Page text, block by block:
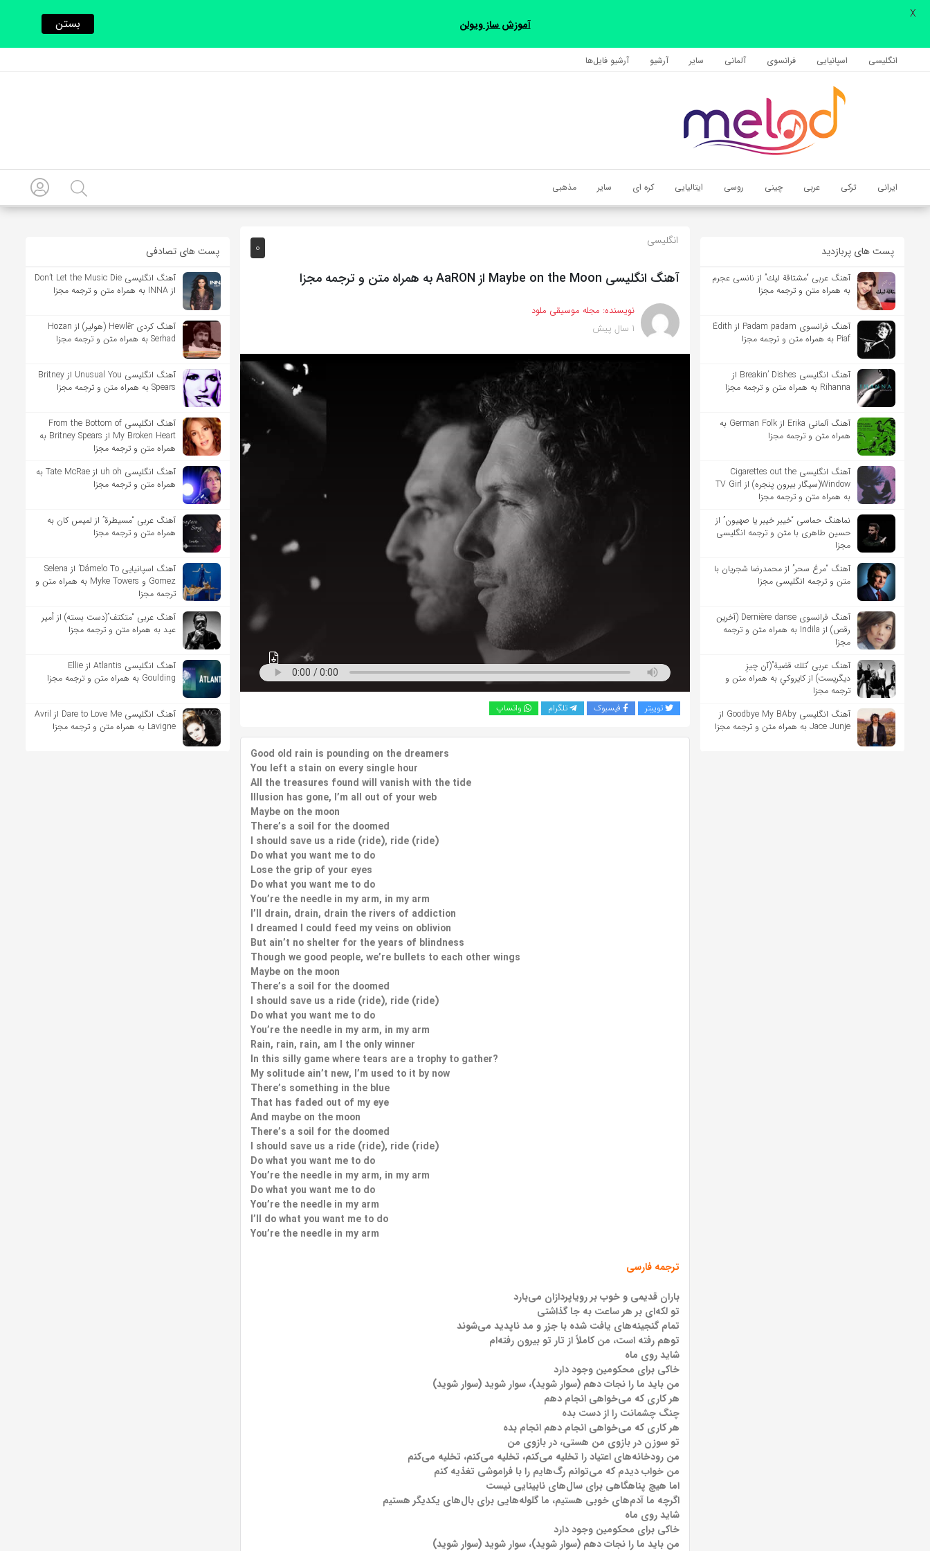
انگلیسی اسپانیایی فرانسوی آلمانی سایر آرشیو آرشیو فایل‌‎ها
ایرانی ترکی عربی چینی روسی ایتالیایی کره ای سایر مذهبی
اشتراک گذاری
با استفاده از روش‌های زیر می‌توانید این صفحه را با دوستان خود به
کپی لینک
پست های پربازدید
آهنگ عربی “مشتاقة لیك” از نانسی عجرم
به همراه متن و ترجمه مجزا
آهنگ فرانسوی Padam padam از Édith
Piaf به همراه متن و ترجمه مجزا
آهنگ انگلیسی Breakin’ Dishes از
Rihanna به همراه متن و ترجمه مجزا
آهنگ آلمانی Erika از German Folk به
همراه متن و ترجمه مجزا
آهنگ انگلیسی Cigarettes out the
Window(سیگار بیرون پنجره) از TV Girl
به همراه متن و ترجمه مجزا
نماهنگ حماسی “خیبر خیبر یا صهیون” از
حسین طاهری با متن و ترجمه انگلیسی
مجزا
آهنگ “مرغ سحر” از محمدرضا شجریان با
متن و ترجمه انگلیسی مجزا
آهنگ فرانسوی Dernière danse (آخرین
رقص) از Indila به همراه متن و ترجمه
مجزا
آهنگ عربی “تلك قضية”(آن چیزِ
دیگریست) از كايروكي به همراه متن و
ترجمه مجزا
آهنگ انگلیسی Goodbye My BAby از
Jace Junje به همراه متن و ترجمه مجزا
0 انگلیسی
آهنگ انگلیسی Maybe on the Moon از AaRON به همراه متن و ترجمه مجزا
نویسنده: مجله موسیقی ملود
1 سال پیش
توییتر فیسبوک تلگرام واتساپ
Good old rain is pounding on the dreamers
You left a stain on every single hour
All the treasures found will vanish with the tide
Illusion has gone, I’m all out of your web
Maybe on the moon
There’s a soil for the doomed
I should save us a ride (ride), ride (ride)
Do what you want me to do
Lose the grip of your eyes
Do what you want me to do
You’re the needle in my arm, in my arm
I’ll drain, drain, drain the rivers of addiction
I dreamed I could feed my veins on oblivion
But ain’t no shelter for the years of blindness
Though we good people, we’re bullets to each other wings
Maybe on the moon
There’s a soil for the doomed
I should save us a ride (ride), ride (ride)
Do what you want me to do
You’re the needle in my arm, in my arm
Rain, rain, rain, am I the only winner
In this silly game where tears are a trophy to gather?
My solitude ain’t new, I’m used to it by now
There’s something in the blue
That has faded out of my eye
And maybe on the moon
There’s a soil for the doomed
I should save us a ride (ride), ride (ride)
Do what you want me to do
You’re the needle in my arm, in my arm
Do what you want me to do
You’re the needle in my arm
I’ll do what you want me to do
You’re the needle in my arm
ترجمه فارسی
باران قدیمی و خوب بر رویاپردازان می‌بارد
تو لکه‌ای بر هر ساعت به جا گذاشتی
تمام گنجینه‌های یافت شده با جزر و مد ناپدید می‌شوند
توهم رفته است، من کاملاً از تار تو بیرون رفته‌ام
شاید روی ماه
خاکی برای محکومین وجود دارد
من باید ما را نجات دهم (سوار شوید)، سوار شوید (سوار شوید)
هر کاری که می‌خواهی انجام دهم
چنگ چشمانت را از دست بده
هر کاری که می‌خواهی انجام دهم انجام بده
تو سوزن در بازوی من هستی، در بازوی من
من رودخانه‌های اعتیاد را تخلیه می‌کنم، تخلیه می‌کنم، تخلیه می‌کنم
من خواب دیدم که می‌توانم رگ‌هایم را با فراموشی تغذیه کنم
اما هیچ پناهگاهی برای سال‌های نابینایی نیست
اگرچه ما آدم‌های خوبی هستیم، ما گلوله‌هایی برای بال‌های یکدیگر هستیم
شاید روی ماه
خاکی برای محکومین وجود دارد
من باید ما را نجات دهم (سوار شوید)، سوار شوید (سوار شوید)
پست های تصادفی
آهنگ انگلیسی Don’t Let the Music Die
از INNA به همراه متن و ترجمه مجزا
آهنگ کردی Hewlêr (هولیر) از Hozan
Serhad به همراه متن و ترجمه مجزا
آهنگ انگلیسی Unusual You از Britney
Spears به همراه متن و ترجمه مجزا
آهنگ انگلیسی From the Bottom of
My Broken Heart از Britney Spears به
همراه متن و ترجمه مجزا
آهنگ انگلیسی uh oh از Tate McRae به
همراه متن و ترجمه مجزا
آهنگ عربی “مسيطرة” از لميس كان به
همراه متن و ترجمه مجزا
آهنگ اسپانیایی Dámelo To’ از Selena
Gomez و Myke Towers به همراه متن و
ترجمه مجزا
آهنگ عربی “متكتف”(دست بسته) از أمير
عيد به همراه متن و ترجمه مجزا
آهنگ انگلیسی Atlantis از Ellie
Goulding به همراه متن و ترجمه مجزا
آهنگ انگلیسی Dare to Love Me از Avril
Lavigne به همراه متن و ترجمه مجزا
آموزش ساز ویولن بستن
X